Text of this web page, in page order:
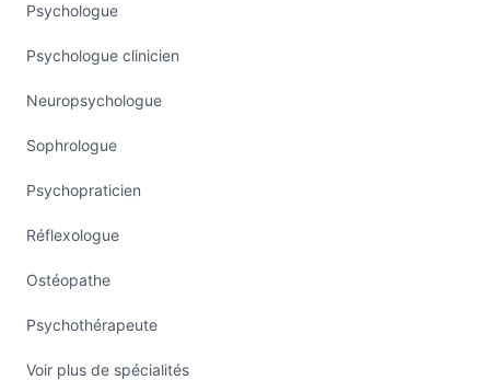
Psychologue
Psychologue clinicien
Neuropsychologue
Sophrologue
Psychopraticien
Réflexologue
Ostéopathe
Psychothérapeute
Voir plus de spécialités